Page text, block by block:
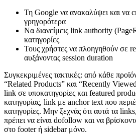
Τη Google να ανακαλύψει και να
γρηγορότερα
Να διανείμεις link authority
κατηγορίες
Τους χρήστες να πλοηγηθούν σε
αυξάνοντας session duration
Συγκεκριμένες τακτικές: από κάθε
“Related Products” και “Recently
link σε υποκατηγορίες και featured
κατηγορίας, link με anchor text που
κατηγορίες. Μην ξεχνάς ότι αυτά τα
πρέπει να είναι dofollow και να
στο footer ή sidebar μόνο.